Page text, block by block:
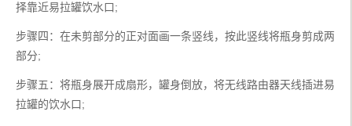
择靠近易拉罐饮水口;
步骤四：在未剪部分的正对面画一条竖线，按此竖线将瓶身剪成两
部分;
步骤五：将瓶身展开成扇形，罐身倒放，将无线路由器天线插进易
拉罐的饮水口;